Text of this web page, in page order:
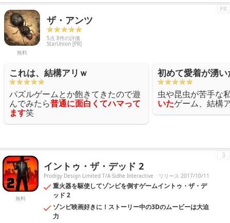
無料
ザ・アンツ
5点 8件の評価
StarUnion [PR]
PR
これは、結構アリｗ
パズルゲームとか飽きてきたので遊
んでみたら普通に面白くてハマって
ます笑
初めて愛着が湧
虫や昆虫が苦手な
いたゲーム、結構
無料
イントゥ・ザ・デッド 2
Prodigy Design Limited T/A Sidhe Interactive リリース 2017/10/11
重火器を駆使してゾンビを倒すゲームイントゥ・ザ・デ
ッド 2
ゾンビ映画好きに！ストーリー中の3Dのムービーは大迫
力
3